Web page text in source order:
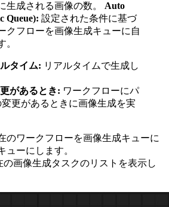
生成される画像の数。 Auto
Queue): 設定された条件に基づ
クフローを画像生成キューに自
。
タイム: リアルタイムで生成し
があるとき: ワークフローにパ
更があるときに画像生成を実
のワークフローを画像生成キューに
ューにします。
の画像生成タスクのリストを表示し